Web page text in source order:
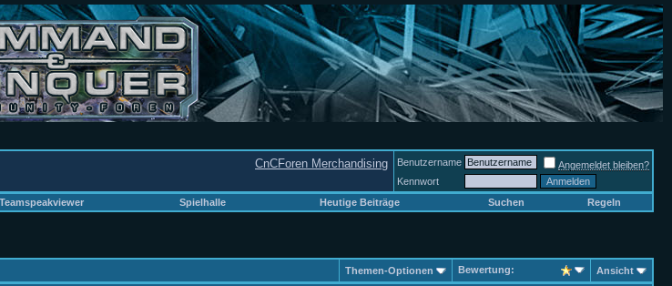
CnCForen Merchandising Benutzername
Angemeldet bleiben?
Kennwort
Teamspeakviewer Spielhalle Heutige Beiträge Suchen Regeln
Themen-Optionen Bewertung: Ansicht